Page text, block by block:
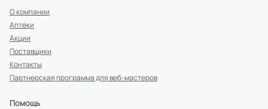
О компании
Аптеки
Акции
Поставщики
Контакты
Партнерская программа для веб-мастеров
Помощь